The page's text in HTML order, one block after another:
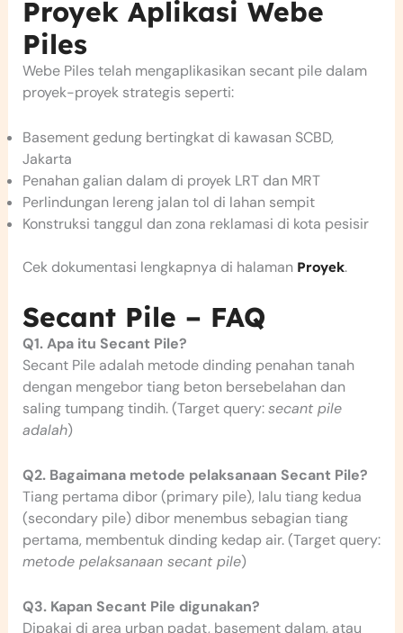
Proyek Aplikasi Webe
Piles
Webe Piles telah mengaplikasikan secant pile dalam
proyek-proyek strategis seperti:
Basement gedung bertingkat di kawasan SCBD,
Jakarta
Penahan galian dalam di proyek LRT dan MRT
Perlindungan lereng jalan tol di lahan sempit
Konstruksi tanggul dan zona reklamasi di kota pesisir
Cek dokumentasi lengkapnya di halaman Proyek.
Secant Pile – FAQ
Q1. Apa itu Secant Pile?
Secant Pile adalah metode dinding penahan tanah
dengan mengebor tiang beton bersebelahan dan
saling tumpang tindih. (Target query:secant pile
adalah)
Q2. Bagaimana metode pelaksanaan Secant Pile?
Tiang pertama dibor (primary pile), lalu tiang kedua
(secondary pile) dibor menembus sebagian tiang
pertama, membentuk dinding kedap air. (Target query:
metode pelaksanaan secant pile)
Q3. Kapan Secant Pile digunakan?
Dipakai di area urban padat, basement dalam, atau